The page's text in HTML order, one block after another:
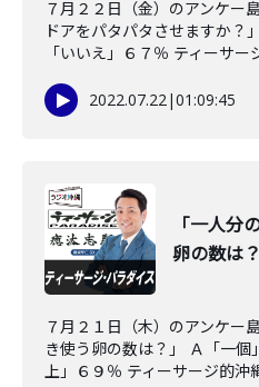
７月２２日（金）のアンケー
ドアをパタパタさせますか
「いいえ」６７％ ティーサ
2022.07.22|01:09:45
「一人分
卵の数は？
７月２１日（木）のアンケー
き使う卵の数は？」 Ａ「一
上」６９％ ティーサージ的沖